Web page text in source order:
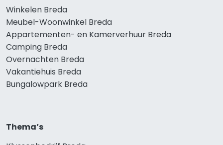
Winkelen Breda
Meubel-Woonwinkel Breda
Appartementen- en Kamerverhuur Breda
Camping Breda
Overnachten Breda
Vakantiehuis Breda
Bungalowpark Breda
Thema’s